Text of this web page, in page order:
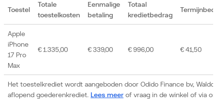
Toestel
Totale
toestelkosten
Eenmalige
betaling
Totaal
kredietbedrag
Het toestelkrediet wordt aangeboden door Odido Finance bv,
aflopend goederenkrediet. Lees meer of vraag in de winkel of via
Apple
iPhone
17 Pro
Max
€ 1.335,00 € 339,00 € 996,00 € 41,50